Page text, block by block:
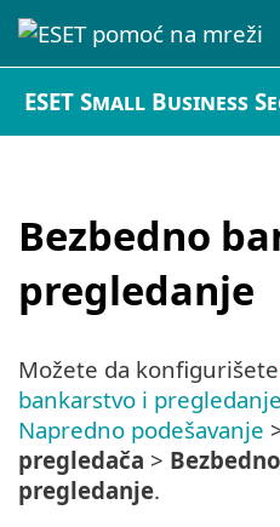
ESET Small Business
Bezbedno
pregledanje
Možete da konfigurišete
bankarstvo i pregledanje
Napredno podešavanje
pregledača >
pregledanje.